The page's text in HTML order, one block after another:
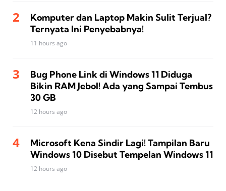
Komputer dan Laptop Makin Sulit Terjual?
Ternyata Ini Penyebabnya!
11 hours ago
Bug Phone Link di Windows 11 Diduga
Bikin RAM Jebol! Ada yang Sampai Tembus
30 GB
12 hours ago
Microsoft Kena Sindir Lagi! Tampilan Baru
Windows 10 Disebut Tempelan Windows 11
12 hours ago